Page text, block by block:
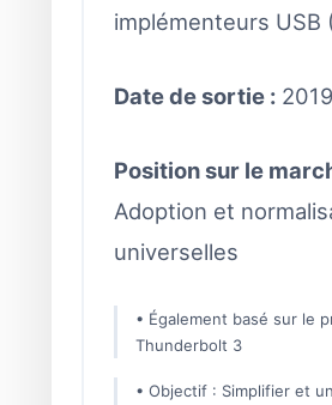
implémenteurs USB
Date de sortie : 2019
Position sur le
Adoption et
universelles
• Également basé sur le
Thunderbolt 3
• Objectif : Simplifier et